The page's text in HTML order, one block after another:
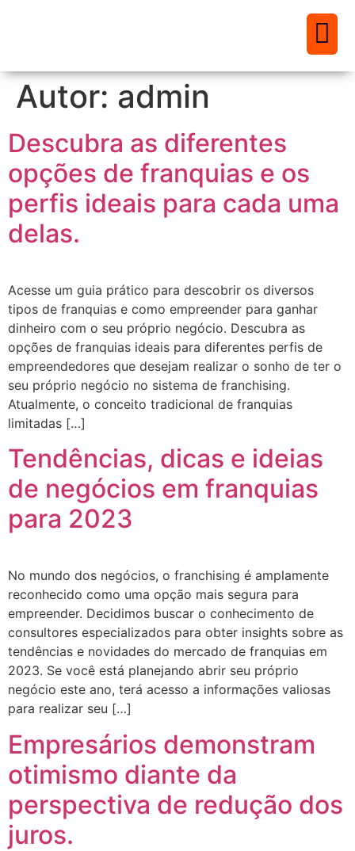
Autor: admin
Descubra as diferentes
opções de franquias e os
perfis ideais para cada uma
delas.
Acesse um guia prático para descobrir os diversos
tipos de franquias e como empreender para ganhar
dinheiro com o seu próprio negócio. Descubra as
opções de franquias ideais para diferentes perfis de
empreendedores que desejam realizar o sonho de ter o
seu próprio negócio no sistema de franchising.
Atualmente, o conceito tradicional de franquias
limitadas […]
Tendências, dicas e ideias
de negócios em franquias
para 2023
No mundo dos negócios, o franchising é amplamente
reconhecido como uma opção mais segura para
empreender. Decidimos buscar o conhecimento de
consultores especializados para obter insights sobre as
tendências e novidades do mercado de franquias em
2023. Se você está planejando abrir seu próprio
negócio este ano, terá acesso a informações valiosas
para realizar seu […]
Empresários demonstram
otimismo diante da
perspectiva de redução dos
juros.